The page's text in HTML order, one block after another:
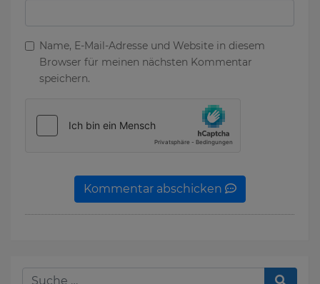
Name, E-Mail-Adresse und Website in diesem
Browser für meinen nächsten Kommentar
speichern.
Kommentar abschicken